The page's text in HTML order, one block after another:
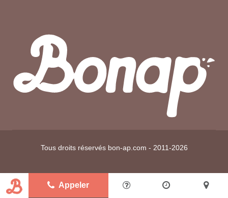
Appeler
Tous droits réservés bon-ap.com - 2011-2026